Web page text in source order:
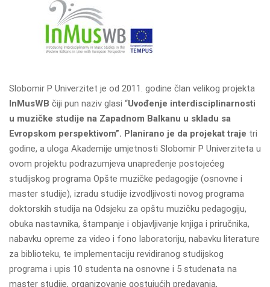
Slobomir P Univerzitet je od 2011. godine član velikog projekta
InMusWB čiji pun naziv glasi “Uvođenje interdisciplinarnosti
u muzičke studije na Zapadnom Balkanu u skladu sa
Evropskom perspektivom”. Planirano je da projekat traje tri
godine, a uloga Akademije umjetnosti Slobomir P Univerziteta u
ovom projektu podrazumjeva unapređenje postojećeg
studijskog programa Opšte muzičke pedagogije (osnovne i
master studije), izradu studije izvodljivosti novog programa
doktorskih studija na Odsjeku za opštu muzičku pedagogiju,
obuka nastavnika, štampanje i objavljivanje knjiga i priručnika,
nabavku opreme za video i fono laboratoriju, nabavku literature
za biblioteku, te implementaciju revidiranog studijskog
programa i upis 10 studenta na osnovne i 5 studenata na
master studije, organizovanje gostujućih predavanja,